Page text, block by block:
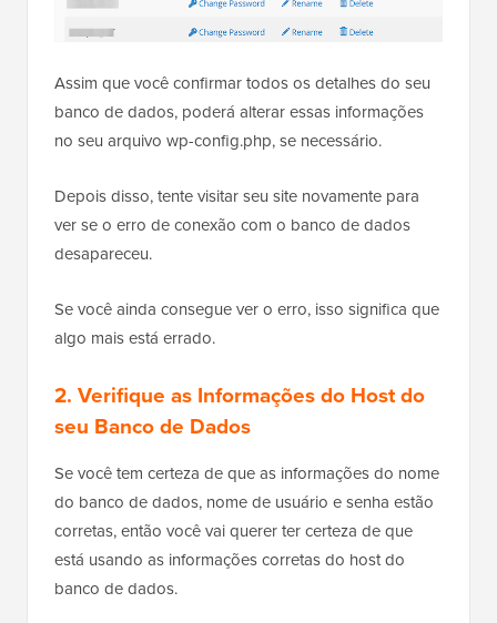
Assim que você confirmar todos os detalhes do seu
banco de dados, poderá alterar essas informações
no seu arquivo wp-config.php, se necessário.
Depois disso, tente visitar seu site novamente para
ver se o erro de conexão com o banco de dados
desapareceu.
Se você ainda consegue ver o erro, isso significa que
algo mais está errado.
2. Verifique as Informações do Host do
seu Banco de Dados
Se você tem certeza de que as informações do nome
do banco de dados, nome de usuário e senha estão
corretas, então você vai querer ter certeza de que
está usando as informações corretas do host do
banco de dados.